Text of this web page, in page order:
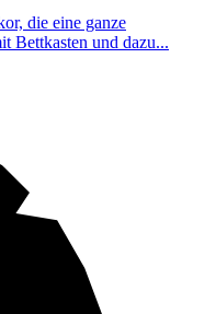
die eine ganze
Bettkasten und dazu...